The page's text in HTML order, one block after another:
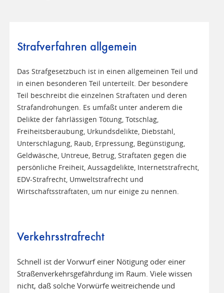
Strafverfahren allgemein
Das Strafgesetzbuch ist in einen allgemeinen Teil und
in einen besonderen Teil unterteilt. Der besondere
Teil beschreibt die einzelnen Straftaten und deren
Strafandrohungen. Es umfaßt unter anderem die
Delikte der fahrlässigen Tötung, Totschlag,
Freiheitsberaubung, Urkundsdelikte, Diebstahl,
Unterschlagung, Raub, Erpressung, Begünstigung,
Geldwäsche, Untreue, Betrug, Straftaten gegen die
persönliche Freiheit, Aussagdelikte, Internetstrafrecht,
EDV-Strafrecht, Umweltstrafrecht und
Wirtschaftsstraftaten, um nur einige zu nennen.
Verkehrsstrafrecht
Schnell ist der Vorwurf einer Nötigung oder einer
Straßenverkehrsgefährdung im Raum. Viele wissen
nicht, daß solche Vorwürfe weitreichende und